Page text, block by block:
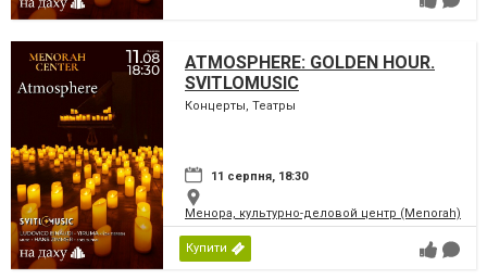
ATMOSPHERE: GOLDEN HOUR.
SVITLOMUSIC
Концерты, Театры
11 серпня, 18:30
Менора, культурно-деловой центр (Menorah)
Купити